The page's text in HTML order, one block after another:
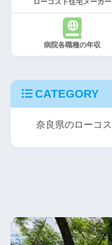
病院各職種の年収
CATEGORY